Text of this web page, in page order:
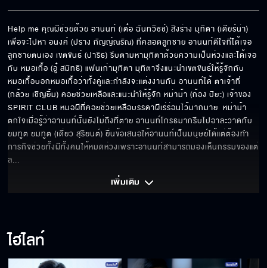
Help me คุณผีช่วยด้วย EP.3[7/8]
Help me คุณผีช่วยด้วย EP.3[8/8]
Help me คุณผีช่วยด้วย อานนท์ (เต๋อ ฉันทวิชช์) สิงร่าง มุทิตา (เดียร์น่า)
เพื่อจะไปหา อนงค์ (ปราง กัญญ์ณรัณ) ที่คลอดลูกชาย อานนท์ดีใจที่ได้เจอ
ลูกชายตนเอง เขตขันธ์ (ปาริธ) รีบตามหามุทิตาด้วยความเป็นห่วงและได้เจอ
กับ หมอเกื้อ (อู๋ สมิทธิ) แฟนเก่ามุทิตา มุทิตาจึงแนะนำเขตขันธ์ให้รู้จักกับ
หมอเกื้อบอกหมอเกื้อว่าทั้งคู่และกำลังจะแต่งงานกัน อานนท์ได้ ตาเจ้าที่
(กล้วย เชิญยิ้ม) คอยช่วยเหลือและแนะนำให้รู้จัก หม่าม้า (ก้อง ปิยะ) เจ้าของ
SPIRIT CLUB หมอผีที่คอยช่วยเหลือบรรดาผีเร่ร่อนไว้มากมาย  หม่าม้า
ตกใจเมื่อรู้ว่าอานนท์นั้นยังไม่ถึงที่ตาย อานนท์โกรธมากรีบไปอาละวาดกับ
ยมทูต ยมทูต (เดี่ยว สุริยนต์) ยื่นข้อเสนอให้อานนท์เป็นมนุษย์ได้แต่ต้องทำ
ภารกิจช่วยทั้งผีทั้งคนให้หมดห่วงเพราะอานนท์สามารถมองเห็นกรรมของแต่
ล...
เพิ่มเติม
ไฮไลท์